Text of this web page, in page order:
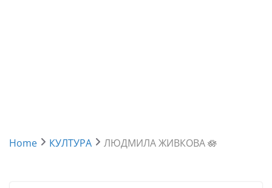
Home КУЛТУРА ЛЮДМИЛА ЖИВКОВА 🪷